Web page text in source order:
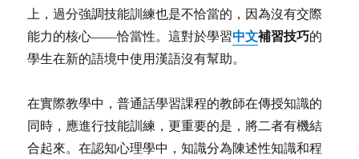
上，過分強調技能訓練也是不恰當的，因為沒有交際
能力的核心——恰當性。這對於學習中文補習技巧的
學生在新的語境中使用漢語沒有幫助。
在實際教學中，普通話學習課程的教師在傳授知識的
同時，應進行技能訓練，更重要的是，將二者有機結
合起來。在認知心理學中，知識分為陳述性知識和程